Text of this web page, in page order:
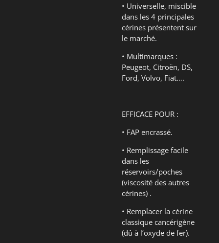
• Universelle, miscible
dans les 4 principales
cérines présentent sur
le marché.
• Multimarques :
Peugeot, Citroën, DS,
Ford, Volvo, Fiat….
EFFICACE POUR :
• FAP encrassé.
• Remplissage facile
dans les
réservoirs/poches
(viscosité des autres
cérines) .
• Remplacer la cérine
classique cancérigène
(dû à l’oxyde de fer).